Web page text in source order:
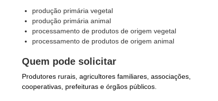
produção primária vegetal
produção primária animal
processamento de produtos de origem vegetal
processamento de produtos de origem animal
Quem pode solicitar
Produtores rurais, agricultores familiares, associações,
cooperativas, prefeituras e órgãos públicos.